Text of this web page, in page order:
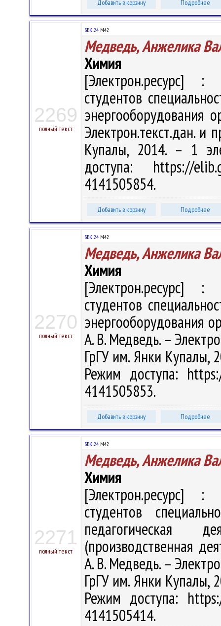
Добавить в корзину Подробнее
2269
полный текст
ББК 24.М42
Медведь, Анжелика
Химия
[Электрон.ресурс] :
студентов
энергооборудования
Электрон.текст.дан. и
Купалы, 2014. – 1
доступа: https://
4141505854.
Добавить в корзину Подробнее
2270
полный текст
ББК 24.М42
Медведь, Анжелика
Химия
[Электрон.ресурс] :
студентов
энергооборудования
А. В. Медведь. –
ГрГУ им. Янки Купалы,
Режим доступа:
4141505853.
Добавить в корзину Подробнее
2271
полный текст
ББК 24.М42
Медведь, Анжелика
Химия
[Электрон.ресурс] :
студентов
педагогическая
(производственная
А. В. Медведь. –
ГрГУ им. Янки Купалы,
Режим доступа:
4141505414.